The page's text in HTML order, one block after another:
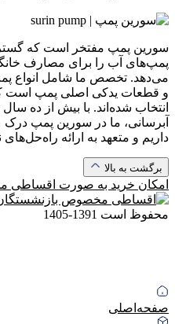
سورین پمپ مفتخر است که
پمپ‌های آب را برای مصارف
می‌دهد. تخصص ما شامل انواع
و قطعات یدکی اصلی پمپ است
انتخاب شده‌اند. با بیش از ده
آبرسانی، ما در سورین پمپ درک
داریم و متعهد به ارائه راه‌حل‌های
برگشت به بالا
امکان خرید به صورت اقساطی
محفوظ است 1391-1405
صفحه‌اصلی